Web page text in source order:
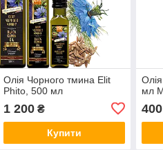
Олія Чорного тмина Elit
Phito, 500 мл
1 200₴
Купити
мл
400